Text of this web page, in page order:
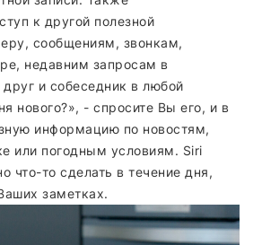
к другой полезной
сообщениям, звонкам,
недавним запросам в
и собеседник в любой
нового?», - спросите Вы его, и в
информацию по новостям,
или погодным условиям. Siri
что-то сделать в течение дня,
заметках.